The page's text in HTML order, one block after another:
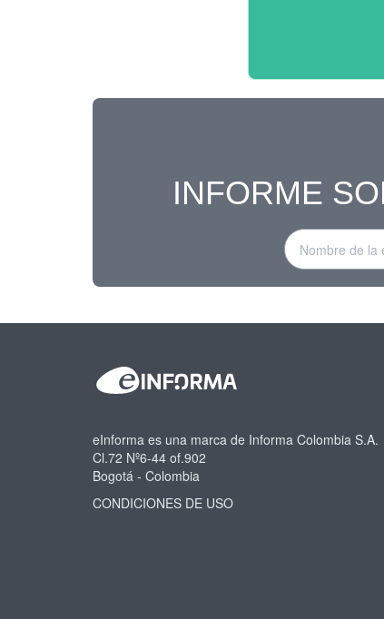
INFORME
eInforma es una marca de Informa Colombia S.A.
Cl.72 Nº6-44 of.902
Bogotá - Colombia
CONDICIONES DE USO